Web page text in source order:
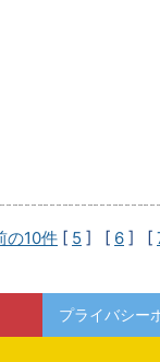
の10件 [ 5 ] [ 6 ] [
プライバシー